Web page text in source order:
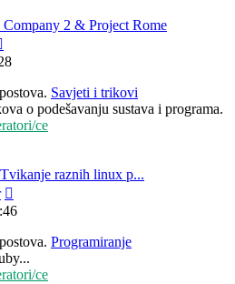
Company 2 & Project Rome
post
Savjeti i trikovi
o podešavanju sustava i programa.
ce
raznih linux p...
post
Programiranje
ce